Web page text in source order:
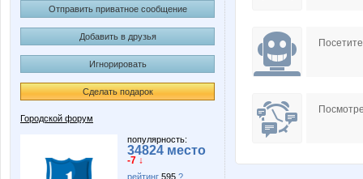
Отправить приватное сообщение
Добавить в друзья
Игнорировать
Сделать подарок
Городской форум
популярность:
34824 место
-7 ↓
рейтинг 595 ?